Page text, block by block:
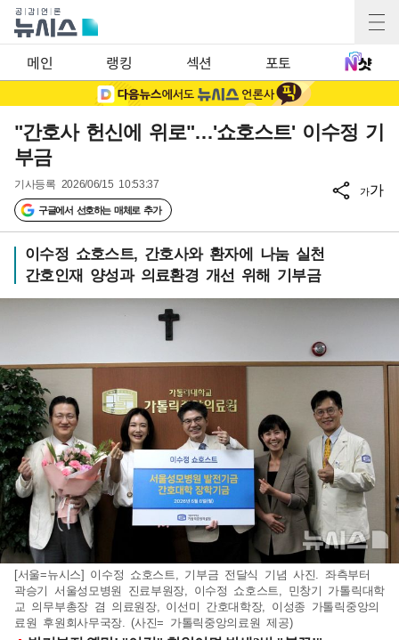
메인 랭킹 섹션 포토
"간호사 헌신에 위로"…'쇼호스트' 이수정 기
부금
기사등록 2026/06/15 10:53:37
구글에서 선호하는 매체로 추가
가가
이수정 쇼호스트, 간호사와 환자에 나눔 실천
간호인재 양성과 의료환경 개선 위해 기부금
[서울=뉴시스] 이수정 쇼호스트, 기부금 전달식 기념 사진. 좌측부터
곽승기 서울성모병원 진료부원장, 이수정 쇼호스트, 민창기 가톨릭대학
교 의무부총장 겸 의료원장, 이선미 간호대학장, 이성종 가톨릭중앙의
료원 후원회사무국장. (사진= 가톨릭중앙의료원 제공)